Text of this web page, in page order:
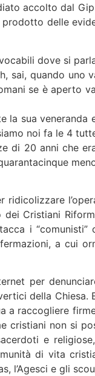
accolto dal
prodotto delle
dove si
sai, quando uno
se è aperto
la sua veneranda
noi fa le 4
di 20 anni che
ridicolizzare
Cristiani
i “comunisti”
a cui
per
della Chiesa.
a raccogliere
cristiani non si
e
di vita
l’Agesci e gli